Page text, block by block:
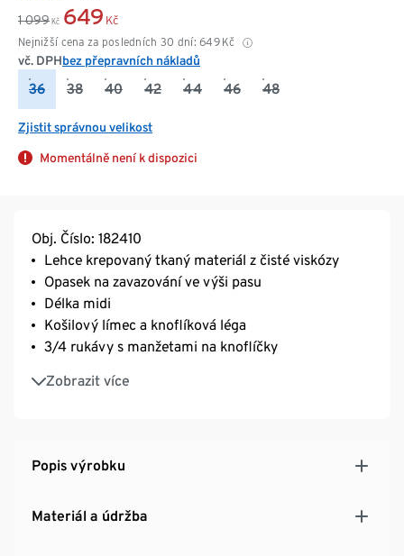
1 099 Kč 649 Kč
Nejnižší cena za posledních 30 dní: 649 Kč
vč. DPHbez přepravních nákladů
36 38 40 42 44 46 48
Zjistit správnou velikost
Momentálně není k dispozici
Obj. Číslo: 182410
Lehce krepovaný tkaný materiál z čisté viskózy
Opasek na zavazování ve výši pasu
Délka midi
Košilový límec a knoflíková léga
3/4 rukávy s manžetami na knoflíčky
Zobrazit více
Optimálně sedí díky záševkům na prsou
Popis výrobku
Materiál a údržba